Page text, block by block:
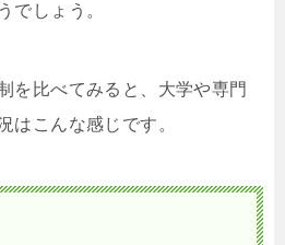
でしょう。
を比べてみると、大学や専門
はこんな感じです。